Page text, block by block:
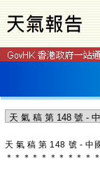
天 氣 稿 第 148 號 - 中
＊ ＊ ＊ ＊ ＊ ＊ ＊ ＊ ＊ ＊ ＊